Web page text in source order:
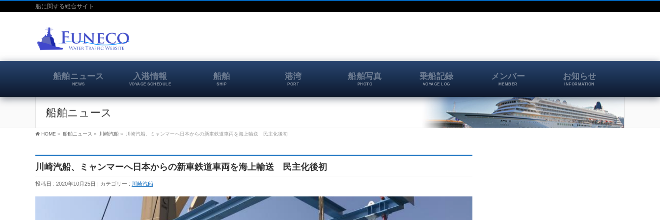
船に関する総合サイト
船舶ニュース
NEWS
入港情報
VOYAGE SCHEDULE
船舶
SHIP
港湾
PORT
船舶写真
PHOTO
乗船記録
VOYAGE LOG
メンバー
MEMBER
お知らせ
INFORMATION
船舶ニュース
HOME » 船舶ニュース » 川崎汽船 » 川崎汽船、ミャンマーへ日本からの新車鉄道車両を海上輸送 民主化後初
川崎汽船、ミャンマーへ日本からの新車鉄道車両を海上輸送 民主化後初
投稿日 : 2020年10月25日 カテゴリー : 川崎汽船